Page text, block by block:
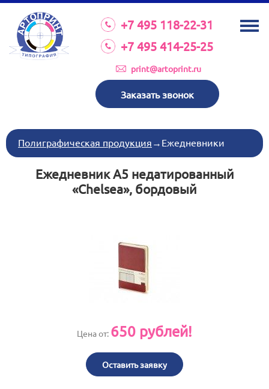
+7 495 118-22-31
+7 495 414-25-25
print@artoprint.ru
Заказать звонок
О КОМПАНИИ
УСЛУГИ
КАТАЛОГ
ТРЕБОВАНИЯ К МАКЕТАМ
НОВОСТИ
ИНВЕСТИЦИИ
КОНТАКТЫ
пн-пт 8:30 17:00
Полиграфическая продукция → Ежедневники
Ежедневник А5 недатированный
«Chelsea», бордовый
Цена от: 650 рублей!
Оставить заявку